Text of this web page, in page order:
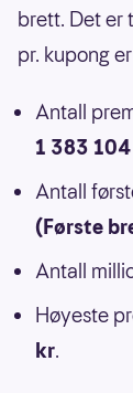
brett. Det er
pr. kupong
Antall
1 383 104
Antall
(Første
Antall
Høyeste
kr.